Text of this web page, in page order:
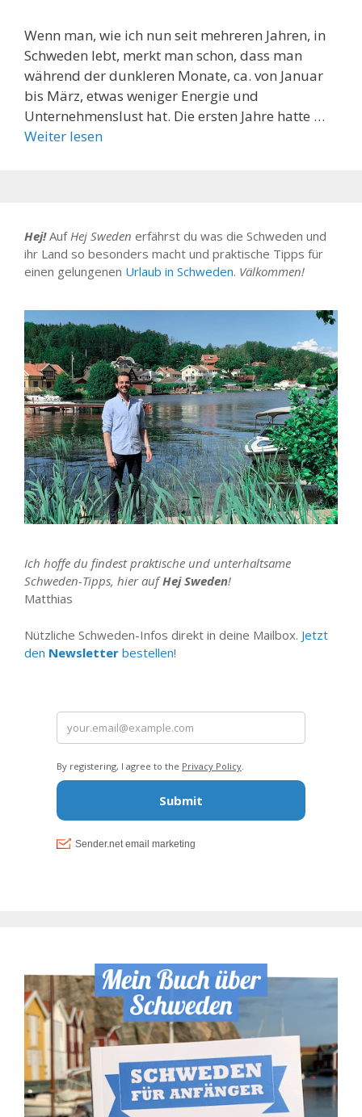
Wenn man, wie ich nun seit mehreren Jahren, in
Schweden lebt, merkt man schon, dass man
während der dunkleren Monate, ca. von Januar
bis März, etwas weniger Energie und
Unternehmenslust hat. Die ersten Jahre hatte …
Weiter lesen
Hej!Auf Hej Sweden erfährst du was die Schweden und
ihr Land so besonders macht und praktische Tipps für
einen gelungenen Urlaub in Schweden. Välkommen!
Ich hoffe du findest praktische und unterhaltsame
Schweden-Tipps, hier aufHej Sweden!
Matthias
Nützliche Schweden-Infos direkt in deine Mailbox. Jetzt
den Newsletter bestellen!